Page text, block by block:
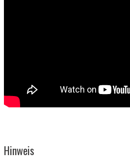
Hinweis